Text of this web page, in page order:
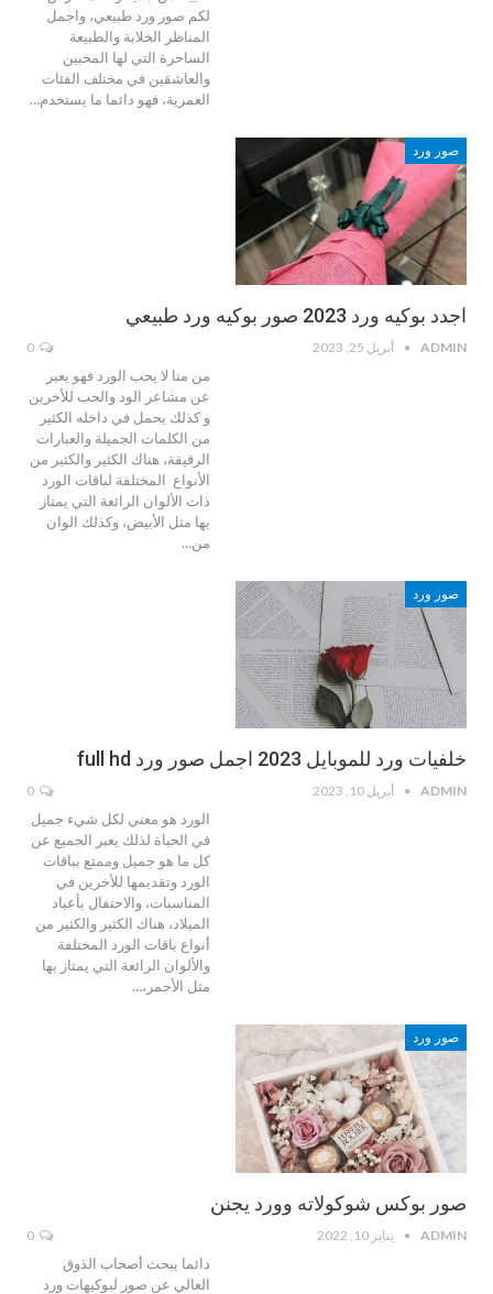
لكم صور ورد طبيعي، واجمل
المناظر الخلابة والطبيعة
الساحرة التي لها المحبين
والعاشقين في مختلف الفئات
العمرية، فهو دائما ما يستخدم…
صور ورد
اجدد بوكيه ورد 2023 صور بوكيه ورد طبيعي
ADMIN أبريل 25, 2023
من منا لا يحب الورد فهو يعبر
عن مشاعر الود والحب للأخرين
و كذلك يحمل في داخله الكثير
من الكلمات الجميلة والعبارات
الرقيقة، هناك الكثير والكثير من
الأنواع المختلفة لباقات الورد
ذات الألوان الرائعة التي يمتاز
بها مثل الأبيض، وكذلك الوان
من…
صور ورد
خلفيات ورد للموبايل 2023 اجمل صور ورد full hd
ADMIN أبريل 10, 2023
الورد هو معني لكل شيء جميل
في الحياة لذلك يعبر الجميع عن
كل ما هو جميل وممتع بباقات
الورد وتقديمها للأخرين في
المناسبات، والاحتفال بأعياد
الميلاد، هناك الكثير والكثير من
أنواع باقات الورد المختلفة
والألوان الرائعة التي يمتاز بها
مثل الأحمر،…
صور ورد
صور بوكس شوكولاته وورد يجنن
ADMIN يناير 10, 2022
دائما يبحث أصحاب الذوق
العالي عن صور لبوكيهات ورد